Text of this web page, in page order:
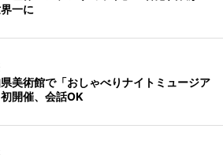
一に
美術館で「おしゃべりナイトミュージア
開催、会話OK